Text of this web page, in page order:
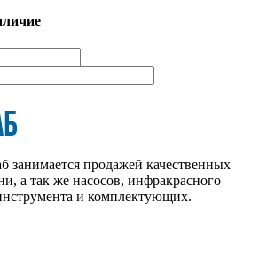
занимается продажей качественных
а так же насосов, инфракрасного
и комплектующих.